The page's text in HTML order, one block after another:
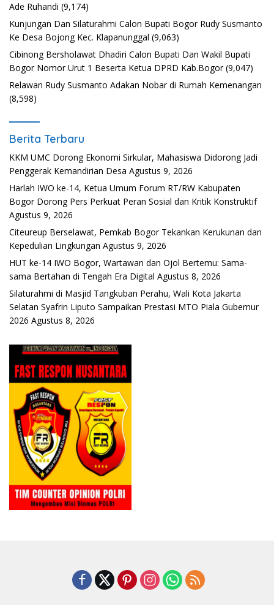
Ade Ruhandi (9,174)
Kunjungan Dan Silaturahmi Calon Bupati Bogor Rudy Susmanto
Ke Desa Bojong Kec. Klapanunggal (9,063)
Cibinong Bersholawat Dhadiri Calon Bupati Dan Wakil Bupati
Bogor Nomor Urut 1 Beserta Ketua DPRD Kab.Bogor (9,047)
Relawan Rudy Susmanto Adakan Nobar di Rumah Kemenangan
(8,598)
Berita Terbaru
KKM UMC Dorong Ekonomi Sirkular, Mahasiswa Didorong Jadi
Penggerak Kemandirian Desa Agustus 9, 2026
Harlah IWO ke-14, Ketua Umum Forum RT/RW Kabupaten
Bogor Dorong Pers Perkuat Peran Sosial dan Kritik Konstruktif
Agustus 9, 2026
Citeureup Berselawat, Pemkab Bogor Tekankan Kerukunan dan
Kepedulian Lingkungan Agustus 9, 2026
HUT ke-14 IWO Bogor, Wartawan dan Ojol Bertemu: Sama-
sama Bertahan di Tengah Era Digital Agustus 8, 2026
Silaturahmi di Masjid Tangkuban Perahu, Wali Kota Jakarta
Selatan Syafrin Liputo Sampaikan Prestasi MTO Piala Gubernur
2026 Agustus 8, 2026